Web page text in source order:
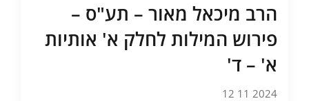
מאמרים
הרב מיכאל מאור – תע"ס –
פירוש המילות לחלק א' אותיות
א' – ד'
2024 11 12